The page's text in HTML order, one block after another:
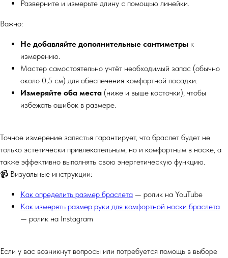
Разверните и измерьте длину с помощью линейки.
Важно:
Не добавляйте дополнительные сантиметры к
измерению.
Мастер самостоятельно учтёт необходимый запас (обычно
около 0,5 см) для обеспечения комфортной посадки.
Измеряйте оба места (ниже и выше косточки), чтобы
избежать ошибок в размере.
Точное измерение запястья гарантирует, что браслет будет не
только эстетически привлекательным, но и комфортным в носке, а
также эффективно выполнять свою энергетическую функцию.
📹 Визуальные инструкции:
Как определить размер браслета — ролик на YouTube
Как измерять размер руки для комфортной носки браслета
— ролик на Instagram
Если у вас возникнут вопросы или потребуется помощь в выборе